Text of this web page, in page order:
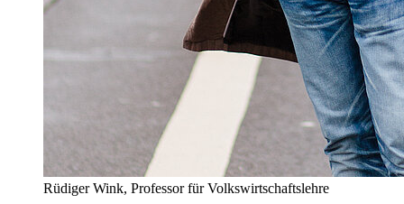
Rüdiger Wink, Professor für Volkswirtschaftslehre